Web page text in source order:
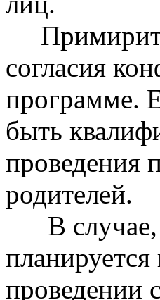
согласия
программе.
быть
проведения
родителей.
В
планируется
проведении